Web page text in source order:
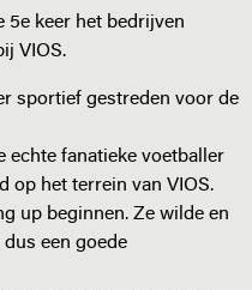
5e keer het bedrijven
VIOS.
sportief gestreden voor de
echte fanatieke voetballer
op het terrein van VIOS.
up beginnen. Ze wilde en
een goede